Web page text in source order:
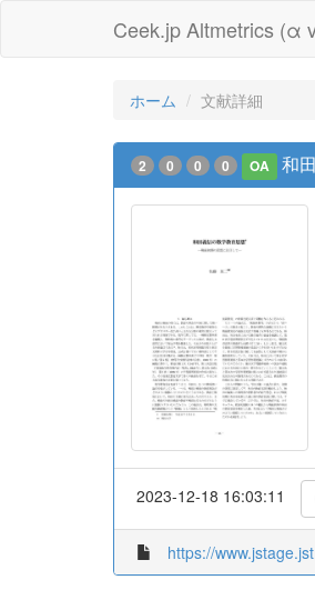
Ceek.jp Altmetrics (α
ホーム 文献詳細
2 0 0 0 OA 和
2023-12-18 16:03:11
https://